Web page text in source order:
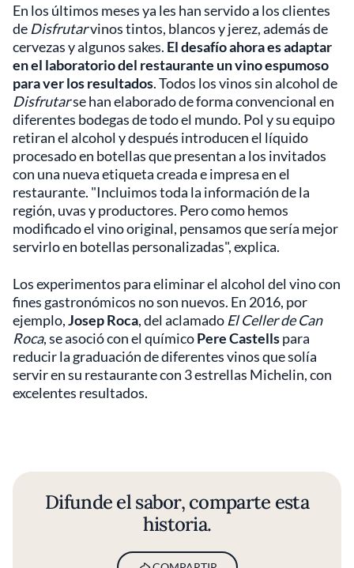
En los últimos meses ya les han servido a los clientes
de Disfrutarvinos tintos, blancos y jerez, además de
cervezas y algunos sakes. El desafío ahora es adaptar
en el laboratorio del restaurante un vino espumoso
para ver los resultados. Todos los vinos sin alcohol de
Disfrutarse han elaborado de forma convencional en
diferentes bodegas de todo el mundo. Pol y su equipo
retiran el alcohol y después introducen el líquido
procesado en botellas que presentan a los invitados
con una nueva etiqueta creada e impresa en el
restaurante. "Incluimos toda la información de la
región, uvas y productores. Pero como hemos
modificado el vino original, pensamos que sería mejor
servirlo en botellas personalizadas", explica.
Los experimentos para eliminar el alcohol del vino con
fines gastronómicos no son nuevos. En 2016, por
ejemplo,Josep Roca, del aclamado El Celler de Can
Roca, se asoció con el químicoPere Castellspara
reducir la graduación de diferentes vinos que solía
servir en su restaurante con 3 estrellas Michelin, con
excelentes resultados.
Difunde el sabor, comparte esta
historia.